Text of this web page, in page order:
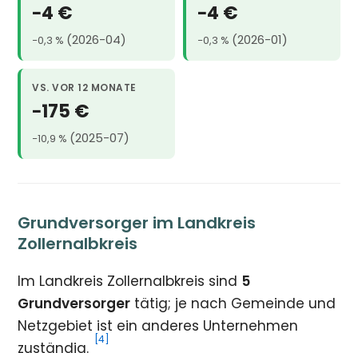
−4 €
−0,3 % (2026-04)
−4 €
−0,3 % (2026-01)
VS. VOR 12 MONATE
−175 €
−10,9 % (2025-07)
Grundversorger im Landkreis
Zollernalbkreis
Im Landkreis Zollernalbkreis sind 5
Grundversorger tätig; je nach Gemeinde und
Netzgebiet ist ein anderes Unternehmen
zuständig.
[4]